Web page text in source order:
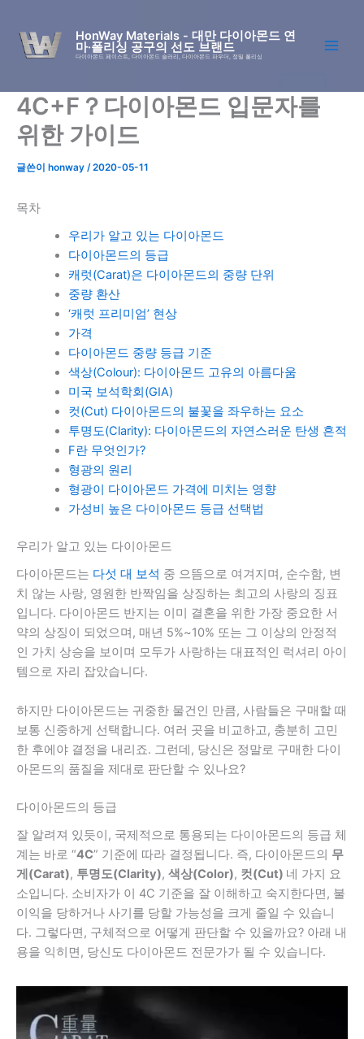
HonWay Materials - 대만 다이아몬드 연
마·폴리싱 공구의 선도 브랜드
다이아몬드 페이스트, 다이아몬드 슬러리, 다이아몬드 파우더, 정밀 폴리싱
4C+F？다이아몬드 입문자를
위한 가이드
글쓴이 honway /2020-05-11
목차
우리가 알고 있는 다이아몬드
다이아몬드의 등급
캐럿(Carat)은 다이아몬드의 중량 단위
중량 환산
‘캐럿 프리미엄’ 현상
가격
다이아몬드 중량 등급 기준
색상(Colour): 다이아몬드 고유의 아름다움
미국 보석학회(GIA)
컷(Cut) 다이아몬드의 불꽃을 좌우하는 요소
투명도(Clarity): 다이아몬드의 자연스러운 탄생 흔적
F란 무엇인가?
형광의 원리
형광이 다이아몬드 가격에 미치는 영향
가성비 높은 다이아몬드 등급 선택법
우리가 알고 있는 다이아몬드
다이아몬드는 다섯 대 보석 중 으뜸으로 여겨지며, 순수함, 변
치 않는 사랑, 영원한 반짝임을 상징하는 최고의 사랑의 징표
입니다. 다이아몬드 반지는 이미 결혼을 위한 가장 중요한 서
약의 상징이 되었으며, 매년 5%~10% 또는 그 이상의 안정적
인 가치 상승을 보이며 모두가 사랑하는 대표적인 럭셔리 아이
템으로 자리 잡았습니다.
하지만 다이아몬드는 귀중한 물건인 만큼, 사람들은 구매할 때
보통 신중하게 선택합니다. 여러 곳을 비교하고, 충분히 고민
한 후에야 결정을 내리죠. 그런데, 당신은 정말로 구매한 다이
아몬드의 품질을 제대로 판단할 수 있나요?
다이아몬드의 등급
잘 알려져 있듯이, 국제적으로 통용되는 다이아몬드의 등급 체
계는 바로 “4C” 기준에 따라 결정됩니다. 즉, 다이아몬드의 무
게(Carat), 투명도(Clarity), 색상(Color), 컷(Cut) 네 가지 요
소입니다. 소비자가 이 4C 기준을 잘 이해하고 숙지한다면, 불
이익을 당하거나 사기를 당할 가능성을 크게 줄일 수 있습니
다. 그렇다면, 구체적으로 어떻게 판단할 수 있을까요? 아래 내
용을 익히면, 당신도 다이아몬드 전문가가 될 수 있습니다.